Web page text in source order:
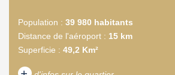
Population : 39 980 habitants
Distance de l'aéroport : 15 km
Superficie : 49,2 Km²